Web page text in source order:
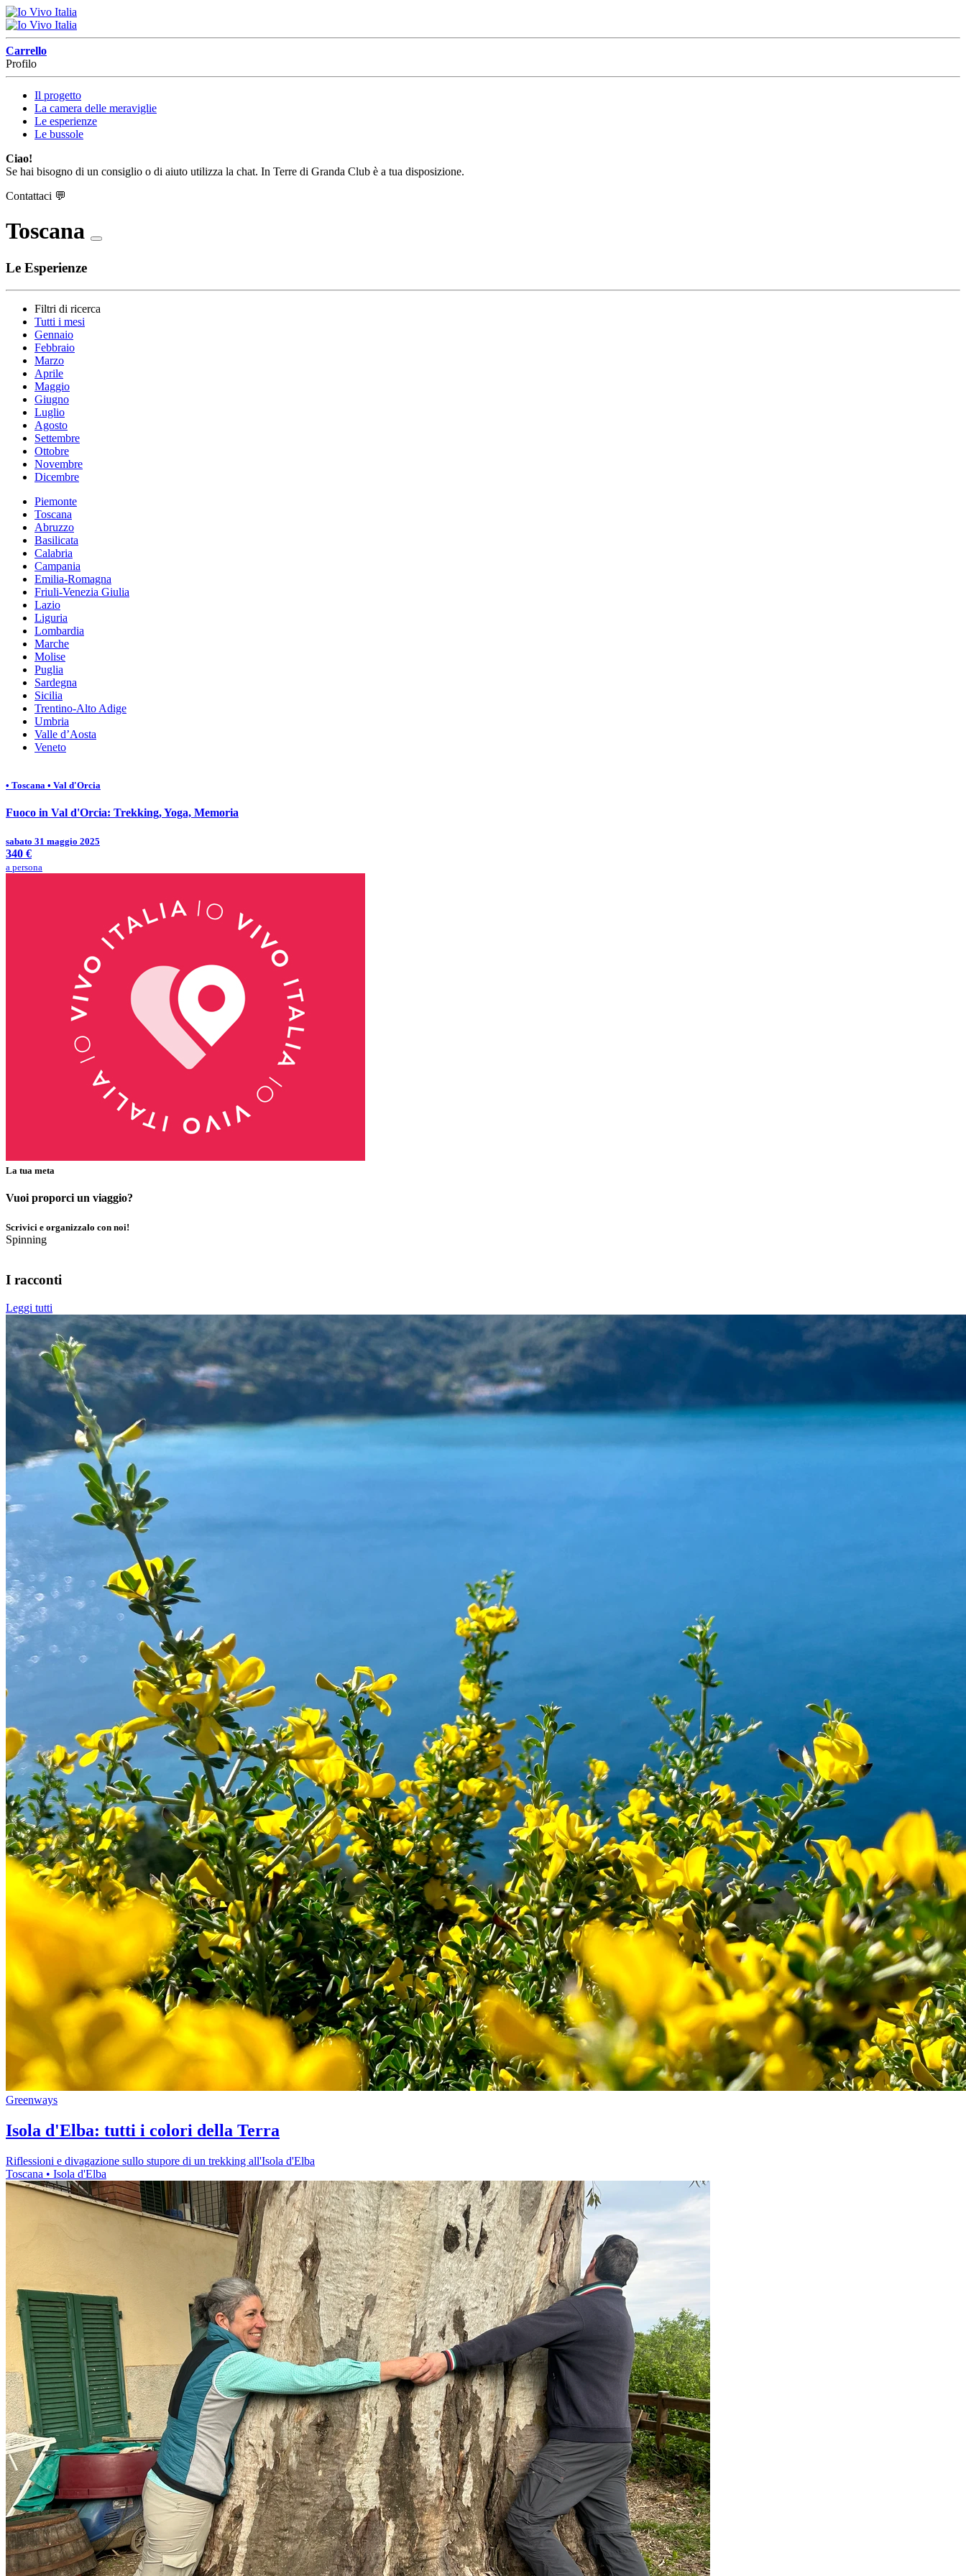
Carrello
Profilo
Il progetto
La camera delle meraviglie
Le esperienze
Le bussole
Ciao!
Se hai bisogno di un consiglio o di aiuto utilizza la chat. In Terre di Granda Club è a tua disposizione.
Contattaci 💬
Toscana
Le Esperienze
Filtri di ricerca
Tutti i mesi
Gennaio
Febbraio
Marzo
Aprile
Maggio
Giugno
Luglio
Agosto
Settembre
Ottobre
Novembre
Dicembre
Piemonte
Toscana
Abruzzo
Basilicata
Calabria
Campania
Emilia-Romagna
Friuli-Venezia Giulia
Lazio
Liguria
Lombardia
Marche
Molise
Puglia
Sardegna
Sicilia
Trentino-Alto Adige
Umbria
Valle d’Aosta
Veneto
• Toscana • Val d'Orcia
Fuoco in Val d'Orcia: Trekking, Yoga, Memoria
sabato 31 maggio 2025
340 €
a persona
La tua meta
Vuoi proporci un viaggio?
Scrivici e organizzalo con noi!
Spinning
I racconti
Leggi tutti
Greenways
Isola d'Elba: tutti i colori della Terra
Riflessioni e divagazione sullo stupore di un trekking all'Isola d'Elba
Toscana • Isola d'Elba